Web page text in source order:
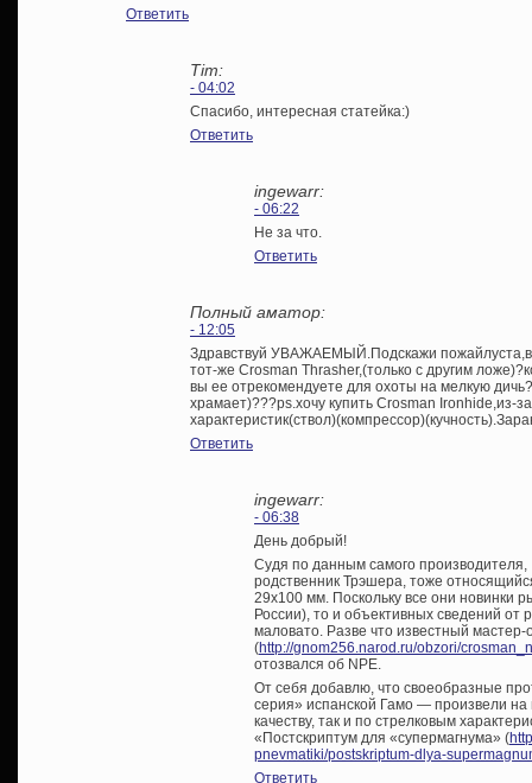
Ответить
Tim:
- 04:02
Спасибо, интересная статейка:)
Ответить
ingewarr:
- 06:22
Не за что.
Ответить
Полный аматор:
- 12:05
Здравствуй УВАЖАЕМЫЙ.Подскажи
тот-же Crosman Thrasher,(только с другим
вы ее отрекомендуете для охоты на мелкую
храмает)???ps.хочу купить Crosman
Ответить
ingewarr:
- 06:38
День добрый!
Судя по данным самого
родственник Трэшера, тоже
29х100 мм. Поскольку все они новинки
России), то и объективных сведений от
маловато. Разве что известный
(http://gnom256.narod.ru/obzori/
отозвался об NPE.
От себя добавлю, что своеобразные
серия» испанской Гамо — произвели
качеству, так и по стрелковым
«Постскриптум для «супермагнума» (
pnevmatiki/postskriptum-dlya-
Ответить